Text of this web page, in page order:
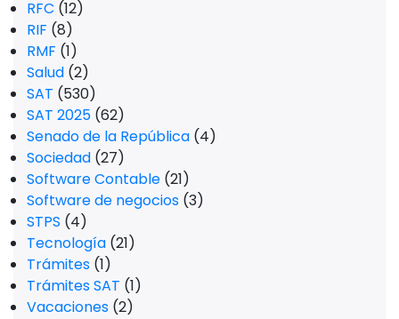
RFC (12)
RIF (8)
RMF (1)
Salud (2)
SAT (530)
SAT 2025 (62)
Senado de la República (4)
Sociedad (27)
Software Contable (21)
Software de negocios (3)
STPS (4)
Tecnología (21)
Trámites (1)
Trámites SAT (1)
Vacaciones (2)